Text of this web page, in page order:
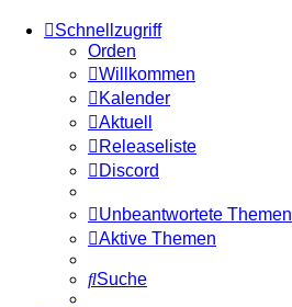
Schnellzugriff
Orden
Willkommen
Kalender
Aktuell
Releaseliste
Discord
Unbeantwortete Themen
Aktive Themen
Suche